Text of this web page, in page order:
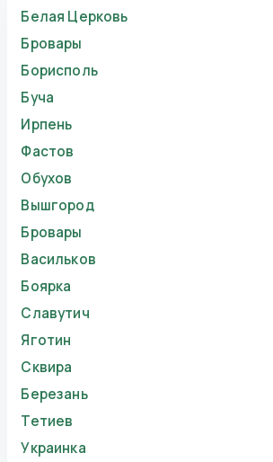
Белая Церковь
Бровары
Борисполь
Буча
Ирпень
Фастов
Обухов
Вышгород
Бровары
Васильков
Боярка
Славутич
Яготин
Сквира
Березань
Тетиев
Украинка